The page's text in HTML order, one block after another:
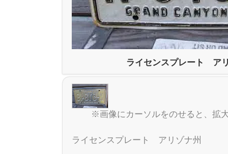
ライセンスプレート ア
※画像にカーソルをのせると、拡
ライセンスプレート アリゾナ州